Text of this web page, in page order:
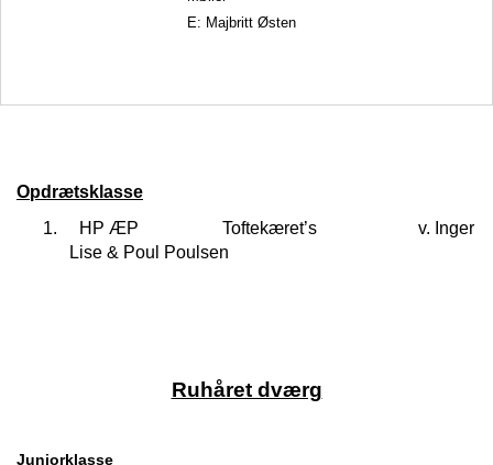
E: Majbritt Østen
Opdrætsklasse
1.
HP ÆP Toftekæret’s
v. Inger
Lise & Poul Poulsen
Ruhåret dværg
Juniorklasse